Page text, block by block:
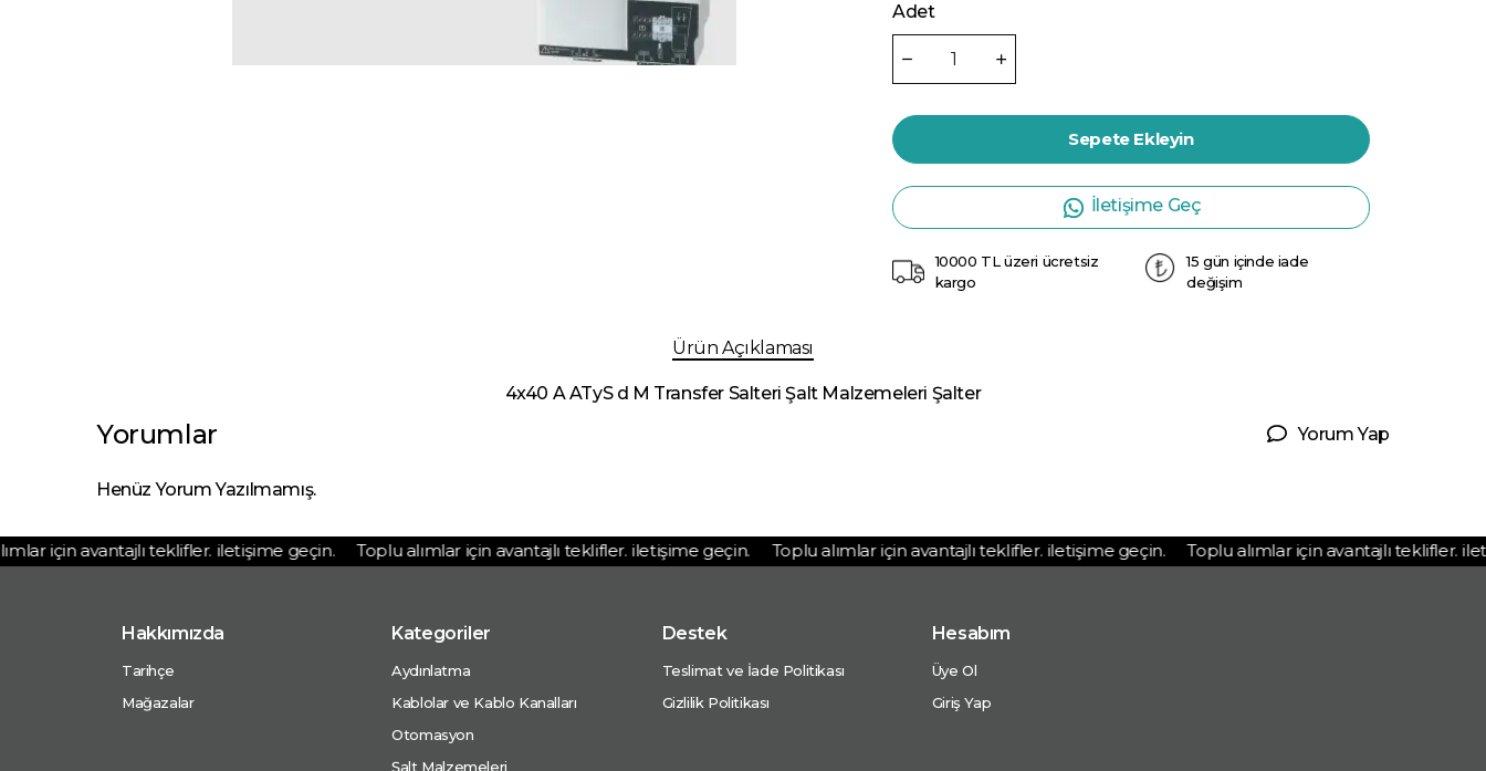
Adet
Sepete Ekleyin
İletişime Geç
10000 TL üzeri ücretsiz
kargo
15 gün içinde iade
değişim
Ürün Açıklaması
4x40 A ATyS d M Transfer Salteri Şalt Malzemeleri Şalter
Yorumlar Yorum Yap
Henüz Yorum Yazılmamış.
için avantajlı teklifler. iletişime geçin. Toplu alımlar için avantajlı teklifler. iletişime geçin. Toplu alımlar için avantajlı teklifler. iletişime geçin. Toplu alımlar için avantajlı teklifler.
Hakkımızda
Tarihçe
Mağazalar
Kategoriler
Aydınlatma
Kablolar ve Kablo Kanalları
Otomasyon
Şalt Malzemeleri
Destek
Teslimat ve İade Politikası
Gizlilik Politikası
Hesabım
Üye Ol
Giriş Yap